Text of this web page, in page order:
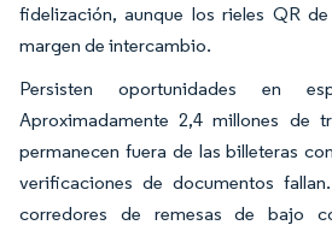
fidelización, aunque los rieles QR
margen de intercambio.
Persisten oportunidades en
Aproximadamente 2,4 millones de
permanecen fuera de las billeteras
verificaciones de documentos
corredores de remesas de bajo